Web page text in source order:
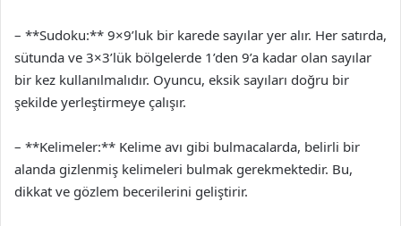
– **Sudoku:** 9×9’luk bir karede sayılar yer alır. Her satırda,
sütunda ve 3×3’lük bölgelerde 1’den 9’a kadar olan sayılar
bir kez kullanılmalıdır. Oyuncu, eksik sayıları doğru bir
şekilde yerleştirmeye çalışır.
– **Kelimeler:** Kelime avı gibi bulmacalarda, belirli bir
alanda gizlenmiş kelimeleri bulmak gerekmektedir. Bu,
dikkat ve gözlem becerilerini geliştirir.